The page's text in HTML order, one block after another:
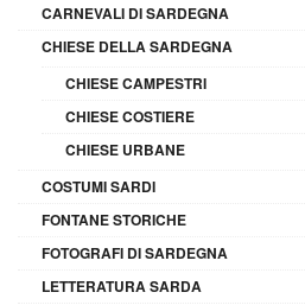
CARNEVALI DI SARDEGNA
CHIESE DELLA SARDEGNA
CHIESE CAMPESTRI
CHIESE COSTIERE
CHIESE URBANE
COSTUMI SARDI
FONTANE STORICHE
FOTOGRAFI DI SARDEGNA
LETTERATURA SARDA